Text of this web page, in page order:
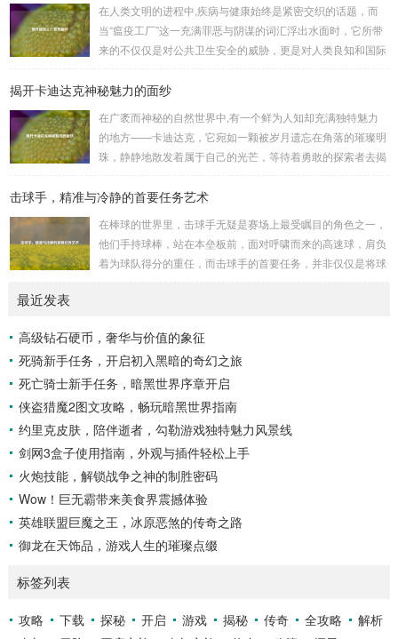
来自各方的邪恶势力，最初，他们凭借着基础的技能和坚定的
意志，在一次次战斗中积累着经验，不断成长，无论是在阴森
恐怖的地下墓穴，还是在战火纷飞的前线战场，守...
在人类文明的进程中,疾病与健康始终是紧密交织的话题，而
当“瘟疫工厂”这一充满罪恶与阴谋的词汇浮出水面时，它所带
来的不仅仅是对公共卫生安全的威胁，更是对人类良知和国际
是一些别有用心的势力为了实现其不可告人的目的，秘密设立
科学研究的外衣，实则干着违背人道、危害全球的勾当。 从
历史上看,生物武器的使用曾经给人类带来过惨痛的教训，在
战争时期，某些国家就曾利用细菌、病毒...
揭开卡迪达克神秘魅力的面纱
在广袤而神秘的自然世界中,有一个鲜为人知却充满独特魅力
的地方——卡迪达克，它宛如一颗被岁月遗忘在角落的璀璨明
珠，静静地散发着属于自己的光芒，等待着勇敢的探索者去揭
复杂多样的地形地貌，高耸入云的山脉连绵起伏，像是大自然
照耀下闪耀着刺眼的银光，仿佛是大自然赐予这片土地的皇
冠，而山脚下，则是一片郁郁葱葱的森林，森林里树木种类繁
多，高大的乔木遮天蔽日，阳光只能透过枝叶的缝隙...
击球手，精准与冷静的首要任务艺术
在棒球的世界里，击球手无疑是赛场上最受瞩目的角色之一，
他们手持球棒，站在本垒板前，面对呼啸而来的高速球，肩负
着为球队得分的重任，而击球手的首要任务，并非仅仅是将球
滑球，击球手需要在极短的时间内，准确判断球的速度、方向
和落点，然后调整自己的击球动作，这不仅要求击球手具备出
色的视力和反应能力,更需要大量的训练来培养对球...
最近发表
高级钻石硬币，奢华与价值的象征
死骑新手任务，开启初入黑暗的奇幻之旅
死亡骑士新手任务，暗黑世界序章开启
侠盗猎魔2图文攻略，畅玩暗黑世界指南
约里克皮肤，陪伴逝者，勾勒游戏独特魅力风景线
剑网3盒子使用指南，外观与插件轻松上手
火炮技能，解锁战争之神的制胜密码
Wow！巨无霸带来美食界震撼体验
英雄联盟巨魔之王，冰原恶煞的传奇之路
御龙在天饰品，游戏人生的璀璨点缀
标签列表
攻略 下载 探秘 开启 游戏 揭秘 传奇 全攻略
解析